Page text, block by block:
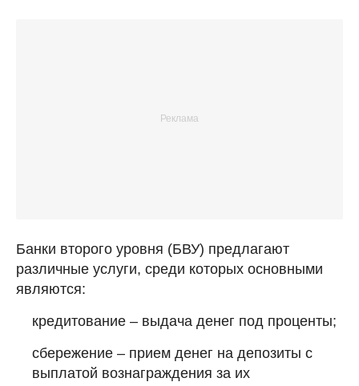
Банки второго уровня (БВУ) предлагают
различные услуги, среди которых основными
являются:
кредитование – выдача денег под проценты;
сбережение – прием денег на депозиты с
выплатой вознаграждения за их